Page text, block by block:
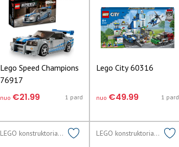
Lego Speed Champions
76917
nuo €21.99 1 pard
Lego City 60316
nuo €49.99 1 pard
LEGO konstruktoriai lego LEGO konstruktoriai lego